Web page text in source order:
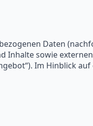
Daten
Inhalte sowie externen
Im Hinblick auf